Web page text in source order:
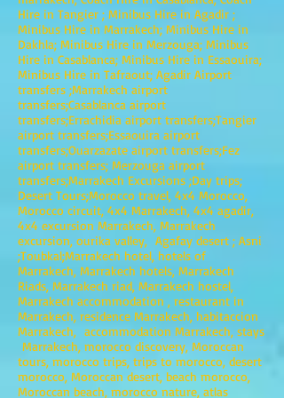
Hire in Tangier ; Minibus Hire in Agadir ;
Minibus Hire in Marrakech; Minibus Hire in
Dakhla; Minibus Hire in Merzouga; Minibus
Hire in Casablanca; Minibus Hire in Essaouira;
Minibus Hire in Tafraout; Agadir Airport
transfers ;Marrakech airport
transfers;Casablanca airport
transfers;Errachidia airport transfers;Tangier
airport transfers;Essaouira airport
transfers;Ouarzazate airport transfers;Fez
airport transfers; Merzouga airport
transfers;Marrakech Excursions ;Day trips;
Desert Tours;Morocco travel, 4x4 Morocco,
Morocco circuit, 4x4 Marrakech, 4x4 agadir,
4x4 excursion Marrakech, Marrakech
excursion, ourika valley, Agafay desert ; Asni
;Toubkal;Marrakech hotel, hotels of
Marrakech, Marrakech hotels, Marrakech
Riads, Marrakech riad, Marrakech hostel,
Marrakech accommodation , restaurant in
Marrakech, residence Marrakech, habitaccion
Marrakech, accommodation Marrakech, stays
Marrakech, morocco discovery, Moroccan
tours, morocco trips, trips to morocco, desert
morocco, Moroccan desert, beach morocco,
Moroccan beach, morocco nature, atlas